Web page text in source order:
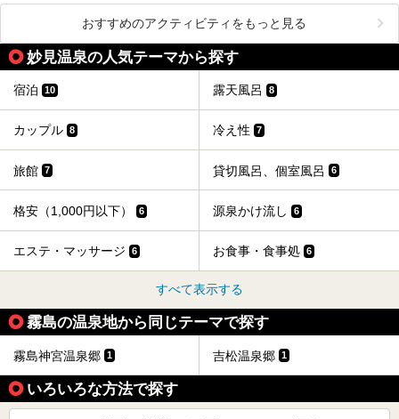
おすすめのアクティビティをもっと見る
妙見温泉の人気テーマから探す
宿泊 10 露天風呂 8
カップル 8 冷え性 7
旅館 7 貸切風呂、個室風呂 6
格安（1,000円以下） 6 源泉かけ流し 6
エステ・マッサージ 6 お食事・食事処 6
すべて表示する
霧島の温泉地から同じテーマで探す
霧島神宮温泉郷 1 吉松温泉郷 1
いろいろな方法で探す